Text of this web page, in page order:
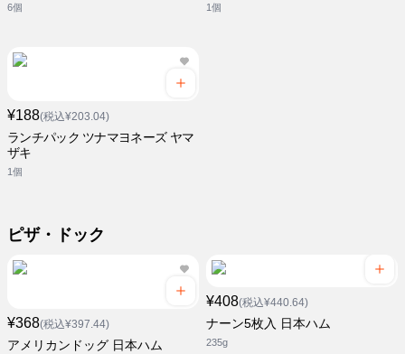
6個 1個
¥188(税込¥203.04)
ランチパック ツナマヨネーズ ヤマ
ザキ
1個
ピザ・ドック
¥368(税込¥397.44)
アメリカンドッグ 日本ハム
¥408(税込¥440.64)
ナーン5枚入 日本ハム
235g